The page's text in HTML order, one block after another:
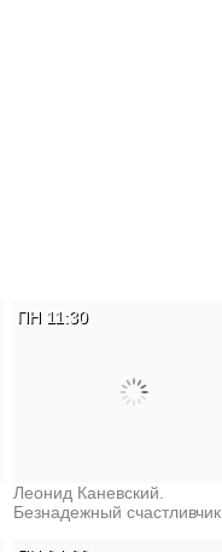
Леонид Каневский.
Безнадежный счастливчик
ПН 11:30